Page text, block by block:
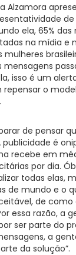
Alzamora
ela, 65%
na mídia e
mulheres
isso é um
o
de pensar
publicidade é
recebe em
por dia.
todas elas,
de mundo e o
de
essa razão, a
ser parte do
a
da solução”.